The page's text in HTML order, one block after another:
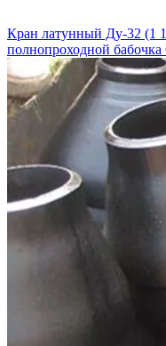
Кран латунный Ду-32 (1
полнопроходной